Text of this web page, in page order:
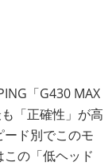
「G430 MAX
「正確性」が高
ド別でこのモ
の「低ヘッド